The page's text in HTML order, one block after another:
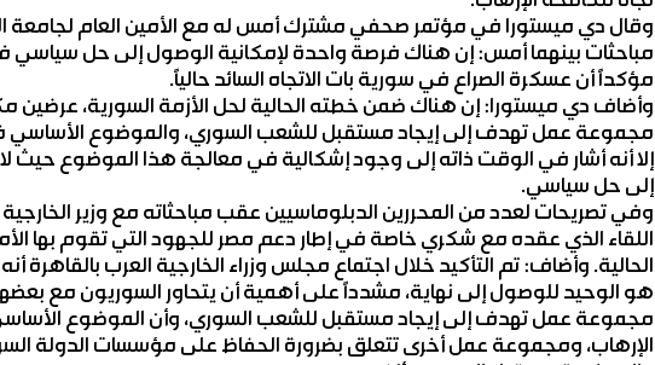
وقال دي ميستورا في مؤتمر صحفي مشترك أمس له مع الأمين العام لجامعة
مؤكداً أن عسكرة الصراع في سورية بات الاتجاه السائد حالياً.
وأضاف دي ميستورا: إن هناك ضمن خطته الحالية لحل الأزمة السورية، عرضين
مجموعة عمل تهدف إلى إيجاد مستقبل للشعب السوري، والموضوع
إلا أنه أشار في الوقت ذاته إلى وجود إشكالية في معالجة هذا الموضوع
إلى حل سياسي.
وفي تصريحات لعدد من المحررين الدبلوماسيين عقب مباحثاته مع وزير
اللقاء الذي عقده مع شكري خاصة في إطار دعم مصر للجهود التي تقوم بها
الحالية. وأضاف: تم التأكيد خلال اجتماع مجلس وزراء الخارجية العرب
هو الوحيد للوصول إلى نهاية، مشدداً على أهمية أن يتحاور السوريون مع
مجموعة عمل تهدف إلى إيجاد مستقبل للشعب السوري، وأن الموضوع
الإرهاب، ومجموعة عمل أخرى تتعلق بضرورة الحفاظ على مؤسسات الدولة